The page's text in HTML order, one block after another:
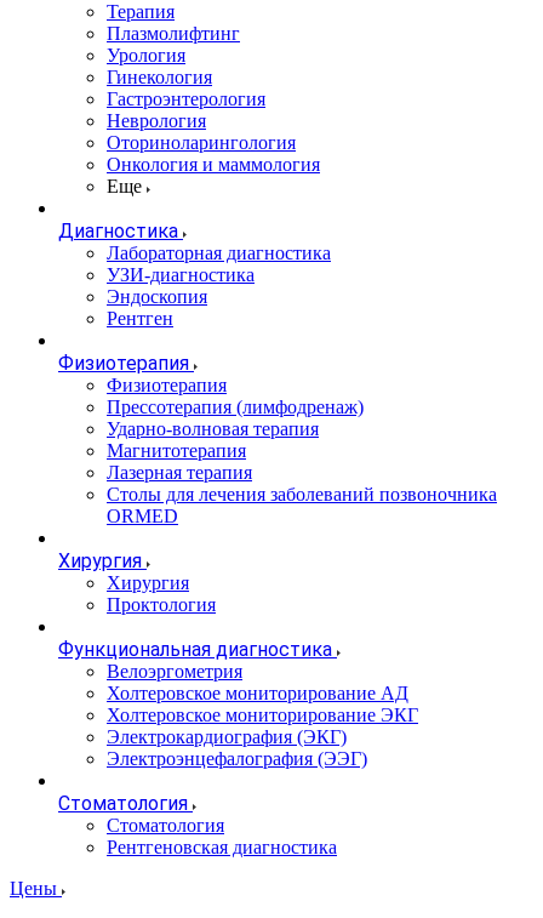
Терапия
Плазмолифтинг
Урология
Гинекология
Гастроэнтерология
Неврология
Оториноларингология
Онкология и маммология
Еще
Диагностика
Лабораторная диагностика
УЗИ-диагностика
Эндоскопия
Рентген
Физиотерапия
Физиотерапия
Прессотерапия (лимфодренаж)
Ударно-волновая терапия
Магнитотерапия
Лазерная терапия
Столы для лечения заболеваний позвоночника
ORMED
Хирургия
Хирургия
Проктология
Функциональная диагностика
Велоэргометрия
Холтеровское мониторирование АД
Холтеровское мониторирование ЭКГ
Электрокардиография (ЭКГ)
Электроэнцефалография (ЭЭГ)
Стоматология
Стоматология
Рентгеновская диагностика
Цены